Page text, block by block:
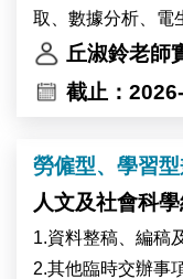
取、數據分析、電
室例行事務與管理
丘淑鈴老師
截止：
勞僱型、學習
人文及社會科
1.資料整稿、編稿
2.其他臨時交辦事